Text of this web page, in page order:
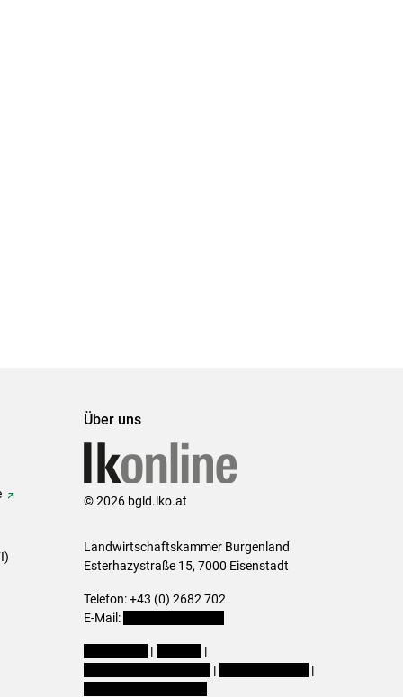
Über uns
© 2026 bgld.lko.at
Landwirtschaftskammer Burgenland
Esterhazystraße 15, 7000 Eisenstadt
Telefon: +43 (0) 2682 702
E-Mail:
|
|
|
|